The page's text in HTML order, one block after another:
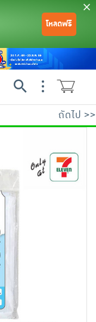
โหลดฟรี
ถัดไป >>